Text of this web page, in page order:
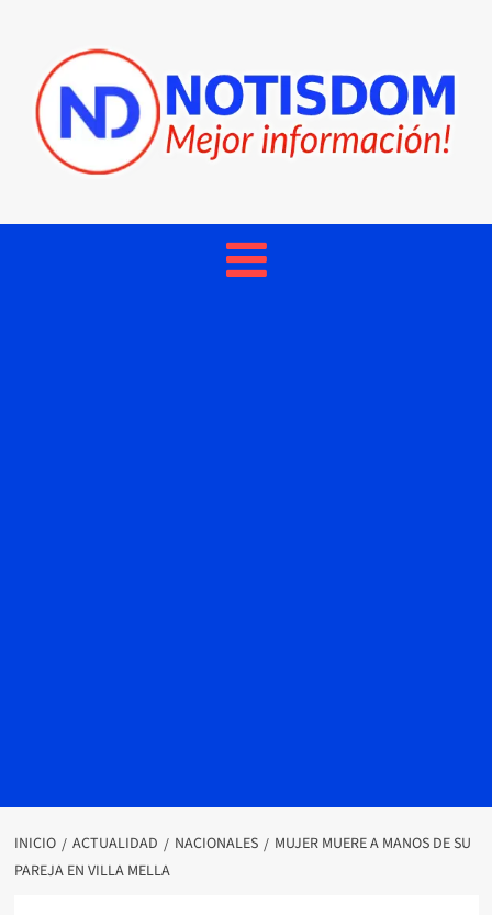
INICIO ACTUALIDAD NACIONALES
MUJER MUERE A MANOS DE SU
PAREJA EN VILLA MELLA